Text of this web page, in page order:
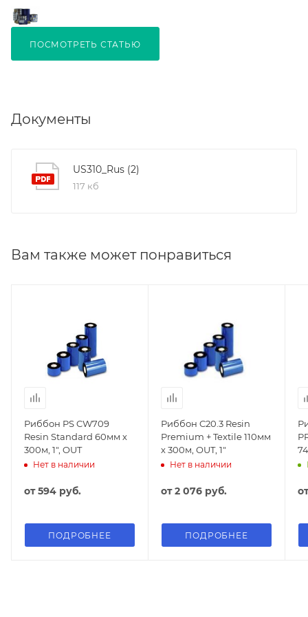
ПОСМОТРЕТЬ СТАТЬЮ
Документы
US310_Rus (2)
117 кб
Вам также может понравиться
Риббон PS CW709
Resin Standard 60мм х
300м, 1", OUT
Нет в наличии
от594 руб.
ПОДРОБНЕЕ
Риббон C20.3 Resin
Premium + Textile 110мм
х 300м, OUT, 1"
Нет в наличии
от2 076 руб.
ПОДРОБНЕЕ